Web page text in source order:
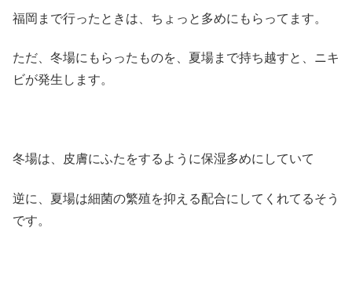
福岡まで行ったときは、ちょっと多めにもらってます。
ただ、冬場にもらったものを、夏場まで持ち越すと、ニキ
ビが発生します。
冬場は、皮膚にふたをするように保湿多めにしていて
逆に、夏場は細菌の繁殖を抑える配合にしてくれてるそう
です。